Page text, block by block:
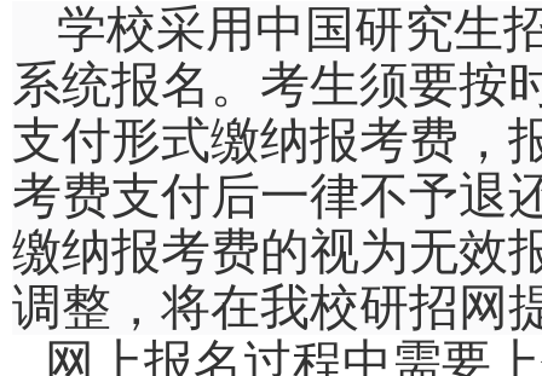
学校采用中国研究生
系统报名。考生须要按
支付形式缴纳报考费，
考费支付后一律不予退
缴纳报考费的视为无效
调整，将在我校研招网
网上报名过程中需要